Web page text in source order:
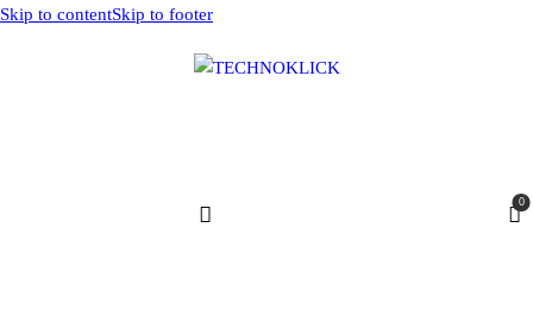
Skip to contentSkip to footer
0